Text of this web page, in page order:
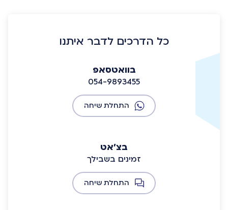
כל הדרכים לדבר איתנו
בוואטסאפ
054-9893455
התחלת שיחה
בצ'אט
זמינים בשבילך
התחלת שיחה